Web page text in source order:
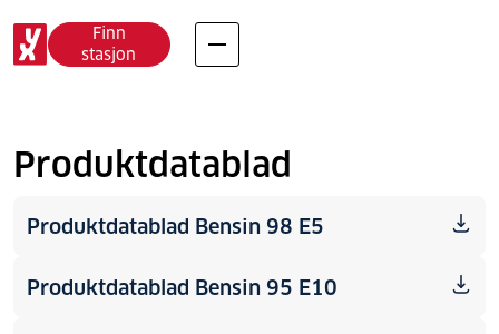
Finn
stasjon
Produkt- og
sikkerhetsdatablader
Produktdatablad
Produktdatablad Bensin 98 E5
Produktdatablad Bensin 95 E10